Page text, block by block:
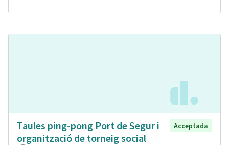
Taules ping-pong Port de Segur i
organització de torneig social
Acceptada